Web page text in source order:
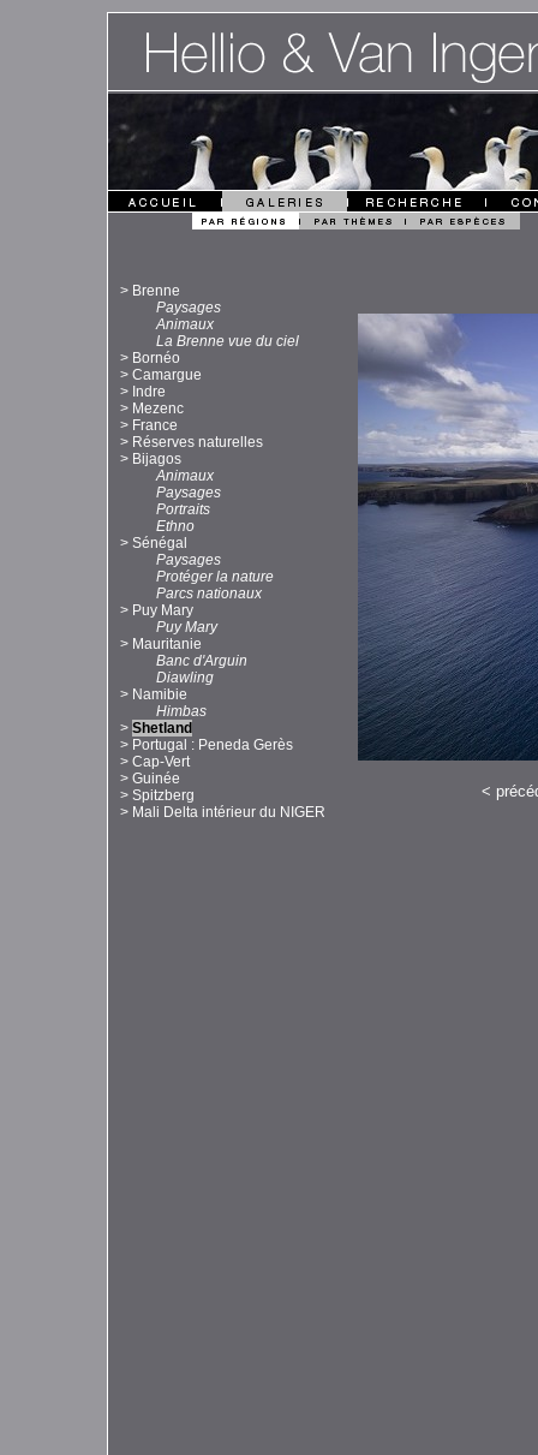
> Brenne
Paysages
Animaux
La Brenne vue du ciel
> Bornéo
> Camargue
> Indre
> Mezenc
> France
> Réserves naturelles
> Bijagos
Animaux
Paysages
Portraits
Ethno
> Sénégal
Paysages
Protéger la nature
Parcs nationaux
> Puy Mary
Puy Mary
> Mauritanie
Banc d'Arguin
Diawling
> Namibie
Himbas
> Shetland
> Portugal : Peneda Gerès
> Cap-Vert
> Guinée
> Spitzberg
> Mali Delta intérieur du NIGER
<